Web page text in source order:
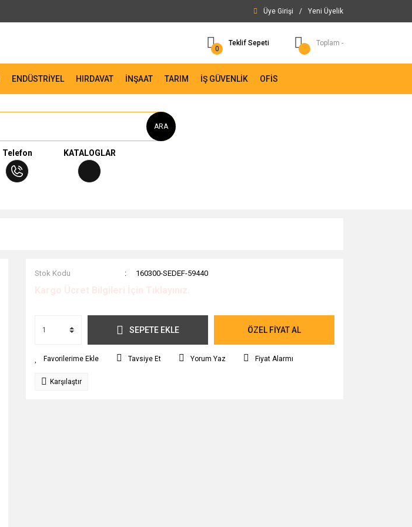
Üye Girişi / Yeni Üyelik
0
Teklif Sepeti Toplam -
ENDÜSTRİYEL HIRDAVAT İNŞAAT TARIM İŞ GÜVENLİK OFİS
ARA
Telefon KATALOGLAR
Stok Kodu 160300-SEDEF-59440
SEPETE EKLE ÖZEL FİYAT AL
Tavsiye Et Yorum Yaz Fiyat Alarmı
Karşılaştır